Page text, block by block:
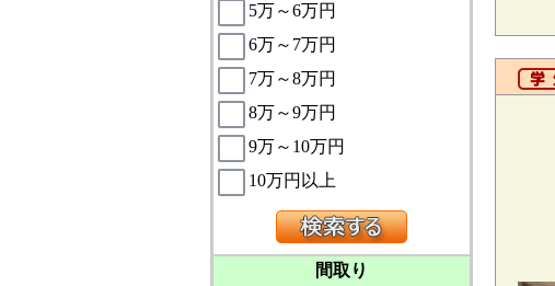
5万～6万円
6万～7万円
7万～8万円
8万～9万円
9万～10万円
10万円以上
間取り